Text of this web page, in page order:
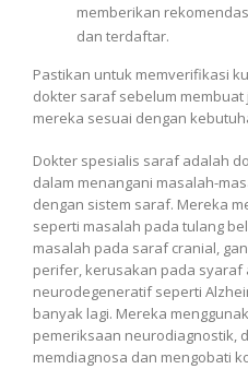
memberikan
dan terdaftar.
Pastikan untuk memverifikasi
dokter saraf sebelum
mereka sesuai dengan
Dokter spesialis saraf adalah
dalam menangani masalah-
dengan sistem saraf. Mereka
seperti masalah pada tulang
masalah pada saraf cranial,
perifer, kerusakan pada syaraf
neurodegeneratif seperti
banyak lagi. Mereka
pemeriksaan neurodiagnostik,
memdiagnosa dan mengobati